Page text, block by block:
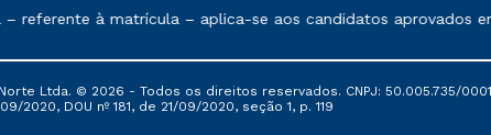
no contrato de prestação de serviços.
referente à matrícula – aplica-se aos candidatos aprovados
Ltda. © 2026 - Todos os direitos reservados. CNPJ: 50.005.735/
DOU nº 181, de 21/09/2020, seção 1, p. 119